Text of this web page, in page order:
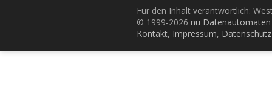
Für den Inhalt verantwortlich:
© 1999-2026 nu
Kontakt, Impressum, Datenschutz